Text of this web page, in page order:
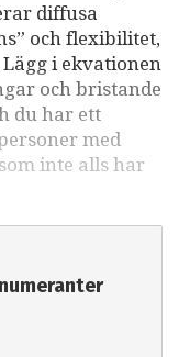
diffusa
och flexibilitet,
i ekvationen
och bristande
du har ett
med
inte alls har